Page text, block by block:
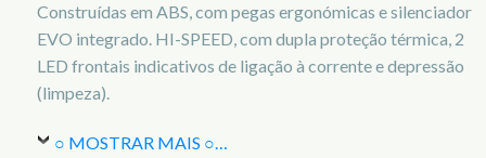
Construídas em ABS, com pegas ergonómicas e silenciador
EVO integrado. HI-SPEED, com dupla proteção térmica, 2
LED frontais indicativos de ligação à corrente e depressão
(limpeza).
○ MOSTRAR MAIS ○…